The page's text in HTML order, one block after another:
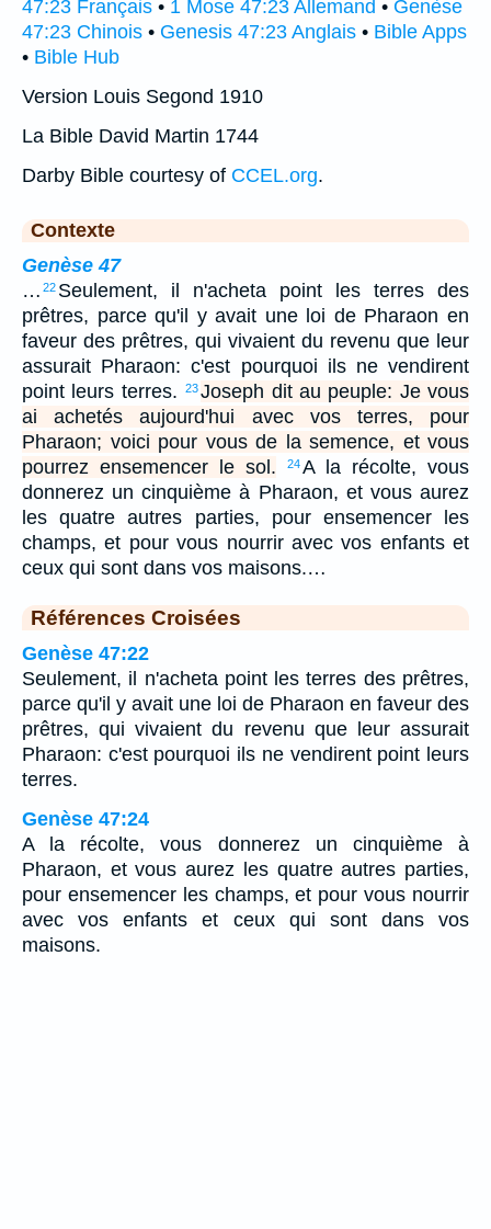
47:23 Français • 1 Mose 47:23 Allemand • Genèse
47:23 Chinois • Genesis 47:23 Anglais • Bible Apps
• Bible Hub
Version Louis Segond 1910
La Bible David Martin 1744
Darby Bible courtesy of CCEL.org.
Contexte
Genèse 47
… 22 Seulement, il n'acheta point les terres des
prêtres, parce qu'il y avait une loi de Pharaon en
faveur des prêtres, qui vivaient du revenu que leur
assurait Pharaon: c'est pourquoi ils ne vendirent
point leurs terres.
23Joseph dit au peuple: Je vous
ai achetés aujourd'hui avec vos terres, pour
Pharaon; voici pour vous de la semence, et vous
pourrez ensemencer le sol.
24 A la récolte, vous
donnerez un cinquième à Pharaon, et vous aurez
les quatre autres parties, pour ensemencer les
champs, et pour vous nourrir avec vos enfants et
ceux qui sont dans vos maisons.…
Références Croisées
Genèse 47:22
Seulement, il n'acheta point les terres des prêtres,
parce qu'il y avait une loi de Pharaon en faveur des
prêtres, qui vivaient du revenu que leur assurait
Pharaon: c'est pourquoi ils ne vendirent point leurs
terres.
Genèse 47:24
A la récolte, vous donnerez un cinquième à
Pharaon, et vous aurez les quatre autres parties,
pour ensemencer les champs, et pour vous nourrir
avec vos enfants et ceux qui sont dans vos
maisons.